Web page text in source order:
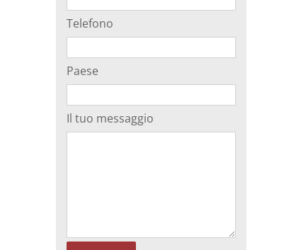
Telefono
Paese
Il tuo messaggio